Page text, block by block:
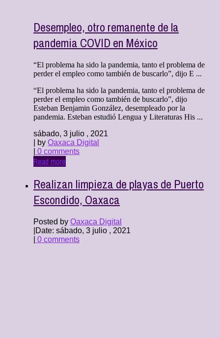
Desempleo, otro remanente de la
pandemia COVID en México
“El problema ha sido la pandemia, tanto el problema de
perder el empleo como también de buscarlo”, dijo E ...
“El problema ha sido la pandemia, tanto el problema de
perder el empleo como también de buscarlo”, dijo
Esteban Benjamin González, desempleado por la
pandemia. Esteban estudió Lengua y Literaturas His ...
sábado, 3 julio , 2021
| by Oaxaca Digital
0 comments
Read more
Realizan limpieza de playas de Puerto
Escondido, Oaxaca
Posted by Oaxaca Digital
Date: sábado, 3 julio , 2021
0 comments